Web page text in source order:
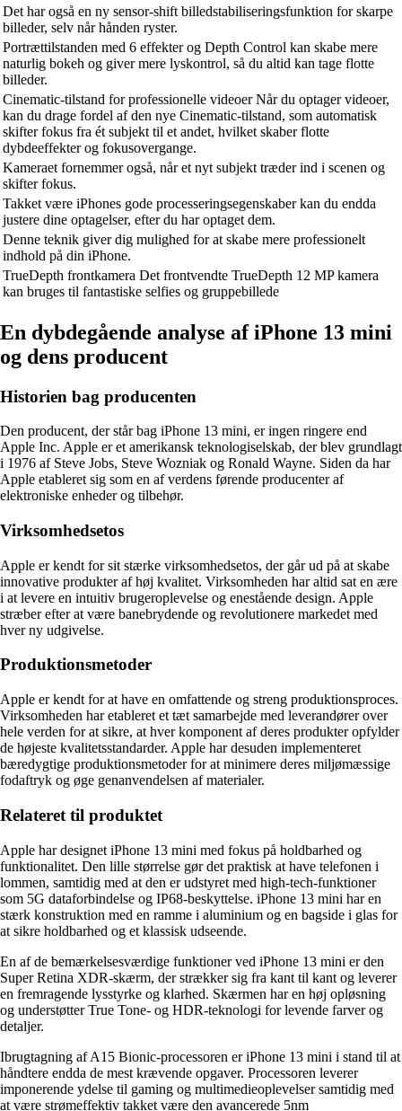
Det har også en ny sensor-shift billedstabiliseringsfunktion for skarpe
billeder, selv når hånden ryster.
Portrættilstanden med 6 effekter og Depth Control kan skabe mere
naturlig bokeh og giver mere lyskontrol, så du altid kan tage flotte
billeder.
Cinematic-tilstand for professionelle videoer Når du optager videoer,
kan du drage fordel af den nye Cinematic-tilstand, som automatisk
skifter fokus fra ét subjekt til et andet, hvilket skaber flotte
dybdeeffekter og fokusovergange.
Kameraet fornemmer også, når et nyt subjekt træder ind i scenen og
skifter fokus.
Takket være iPhones gode processeringsegenskaber kan du endda
justere dine optagelser, efter du har optaget dem.
Denne teknik giver dig mulighed for at skabe mere professionelt
indhold på din iPhone.
TrueDepth frontkamera Det frontvendte TrueDepth 12 MP kamera
kan bruges til fantastiske selfies og gruppebillede
En dybdegående analyse af iPhone 13 mini
og dens producent
Historien bag producenten
Den producent, der står bag iPhone 13 mini, er ingen ringere end
Apple Inc. Apple er et amerikansk teknologiselskab, der blev grundlagt
i 1976 af Steve Jobs, Steve Wozniak og Ronald Wayne. Siden da har
Apple etableret sig som en af verdens førende producenter af
elektroniske enheder og tilbehør.
Virksomhedsetos
Apple er kendt for sit stærke virksomhedsetos, der går ud på at skabe
innovative produkter af høj kvalitet. Virksomheden har altid sat en ære
i at levere en intuitiv brugeroplevelse og enestående design. Apple
stræber efter at være banebrydende og revolutionere markedet med
hver ny udgivelse.
Produktionsmetoder
Apple er kendt for at have en omfattende og streng produktionsproces.
Virksomheden har etableret et tæt samarbejde med leverandører over
hele verden for at sikre, at hver komponent af deres produkter opfylder
de højeste kvalitetsstandarder. Apple har desuden implementeret
bæredygtige produktionsmetoder for at minimere deres miljømæssige
fodaftryk og øge genanvendelsen af materialer.
Relateret til produktet
Apple har designet iPhone 13 mini med fokus på holdbarhed og
funktionalitet. Den lille størrelse gør det praktisk at have telefonen i
lommen, samtidig med at den er udstyret med high-tech-funktioner
som 5G dataforbindelse og IP68-beskyttelse. iPhone 13 mini har en
stærk konstruktion med en ramme i aluminium og en bagside i glas for
at sikre holdbarhed og et klassisk udseende.
En af de bemærkelsesværdige funktioner ved iPhone 13 mini er den
Super Retina XDR-skærm, der strækker sig fra kant til kant og leverer
en fremragende lysstyrke og klarhed. Skærmen har en høj opløsning
og understøtter True Tone- og HDR-teknologi for levende farver og
detaljer.
Ibrugtagning af A15 Bionic-processoren er iPhone 13 mini i stand til at
håndtere endda de mest krævende opgaver. Processoren leverer
imponerende ydelse til gaming og multimedieoplevelser samtidig med
at være strømeffektiv takket være den avancerede 5nm